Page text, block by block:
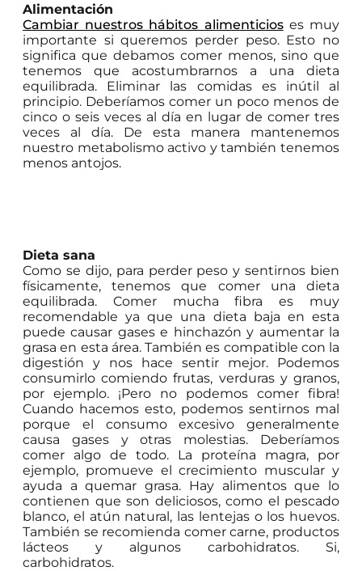
Alimentación
Cambiar nuestros hábitos alimenticioses muy
importante si queremos perder peso. Esto no
significa que debamos comer menos, sino que
tenemos que acostumbrarnos a una dieta
equilibrada. Eliminar las comidas es inútil al
principio. Deberíamos comer un poco menos de
cinco o seis veces al día en lugar de comer tres
veces al día. De esta manera mantenemos
nuestro metabolismo activo y también tenemos
menos antojos.
Dieta sana
Como se dijo, para perder peso y sentirnos bien
físicamente, tenemos que comer una dieta
equilibrada. Comer mucha fibra es muy
recomendable ya que una dieta baja en esta
puede causar gases e hinchazón y aumentar la
grasa en esta área. También es compatible con la
digestión y nos hace sentir mejor. Podemos
consumirlo comiendo frutas, verduras y granos,
por ejemplo. ¡Pero no podemos comer fibra!
Cuando hacemos esto, podemos sentirnos mal
porque el consumo excesivo generalmente
causa gases y otras molestias. Deberíamos
comer algo de todo. La proteína magra, por
ejemplo, promueve el crecimiento muscular y
ayuda a quemar grasa. Hay alimentos que lo
contienen que son deliciosos, como el pescado
blanco, el atún natural, las lentejas o los huevos.
También se recomienda comer carne, productos
lácteos y algunos carbohidratos. Si,
carbohidratos.